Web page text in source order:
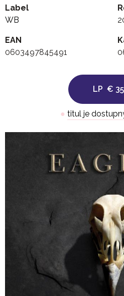
Label
WB
EAN
0603497845491
LP € 35
● titul je